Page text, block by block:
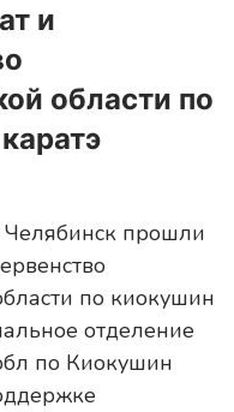
и
области по
Челябинск прошли
по киокушин
отделение
по Киокушин